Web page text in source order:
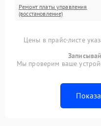
Ремонт платы управления
(восстановление)
Цены в прайс-листе
Мы проверим ваше